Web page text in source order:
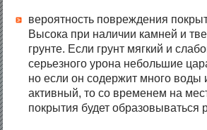
вероятность повреждения
Высока при наличии камней и
грунте. Если грунт мягкий и
серьезного урона небольшие
но если он содержит много воды
активный, то со временем на
покрытия будет образовываться